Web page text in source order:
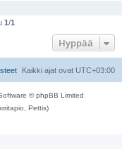
1/1
Hyppää
Kaikki ajat ovat UTC+03:00
© phpBB Limited
Pettis)